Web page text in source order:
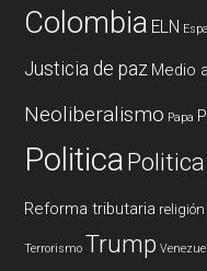
Colombia ELN
Justicia de paz Medio
Neoliberalismo Papa
PoliticaPolitica
Reforma tributaria religión
Terrorismo Trump